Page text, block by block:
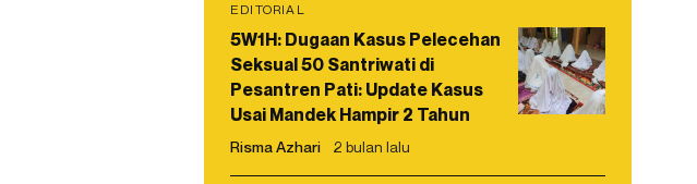
EDITORIAL
5W1H: Dugaan Kasus Pelecehan
Seksual 50 Santriwati di
Pesantren Pati: Update Kasus
Usai Mandek Hampir 2 Tahun
Risma Azhari 2 bulan lalu